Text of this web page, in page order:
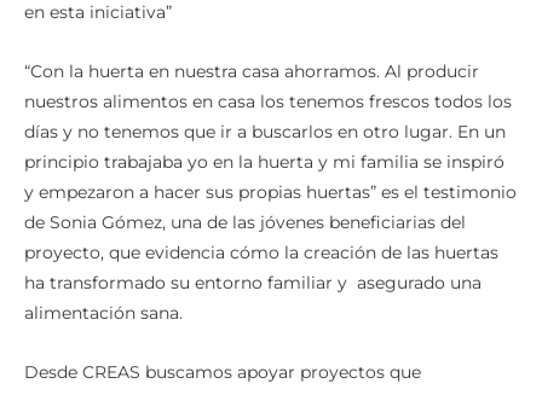
en esta iniciativa”
“Con la huerta en nuestra casa ahorramos. Al producir
nuestros alimentos en casa los tenemos frescos todos los
días y no tenemos que ir a buscarlos en otro lugar. En un
principio trabajaba yo en la huerta y mi familia se inspiró
y empezaron a hacer sus propias huertas” es el testimonio
de Sonia Gómez, una de las jóvenes beneficiarias del
proyecto, que evidencia cómo la creación de las huertas
ha transformado su entorno familiar y asegurado una
alimentación sana.
Desde CREAS buscamos apoyar proyectos que